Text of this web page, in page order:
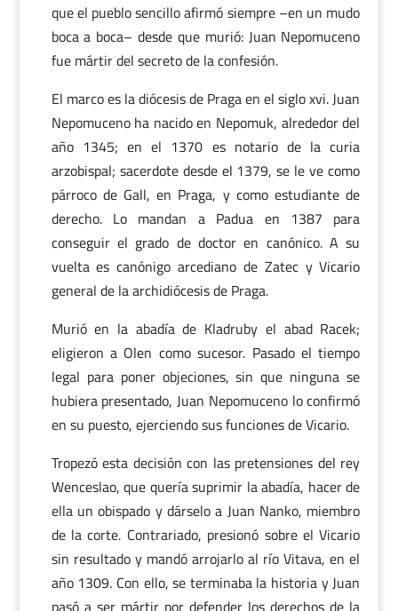
que el pueblo sencillo afirmó siempre –en un mudo
boca a boca– desde que murió: Juan Nepomuceno
fue mártir del secreto de la confesión.
El marco es la diócesis de Praga en el siglo xvi. Juan
Nepomuceno ha nacido en Nepomuk, alrededor del
año 1345; en el 1370 es notario de la curia
arzobispal; sacerdote desde el 1379, se le ve como
párroco de Gall, en Praga, y como estudiante de
derecho. Lo mandan a Padua en 1387 para
conseguir el grado de doctor en canónico. A su
vuelta es canónigo arcediano de Zatec y Vicario
general de la archidiócesis de Praga.
Murió en la abadía de Kladruby el abad Racek;
eligieron a Olen como sucesor. Pasado el tiempo
legal para poner objeciones, sin que ninguna se
hubiera presentado, Juan Nepomuceno lo confirmó
en su puesto, ejerciendo sus funciones de Vicario.
Tropezó esta decisión con las pretensiones del rey
Wenceslao, que quería suprimir la abadía, hacer de
ella un obispado y dárselo a Juan Nanko, miembro
de la corte. Contrariado, presionó sobre el Vicario
sin resultado y mandó arrojarlo al río Vitava, en el
año 1309. Con ello, se terminaba la historia y Juan
pasó a ser mártir por defender los derechos de la